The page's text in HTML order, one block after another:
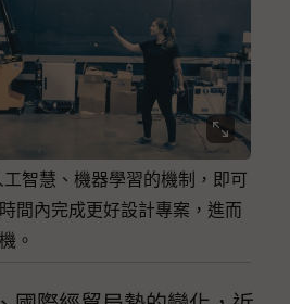
智慧、機器學習的機制，即可
間內完成更好設計專案，進而
。